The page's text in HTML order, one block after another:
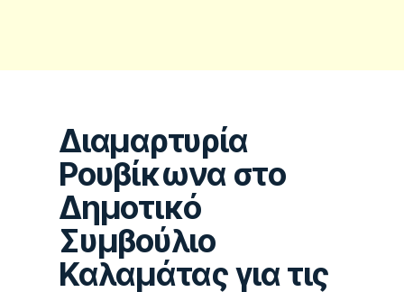
Διαμαρτυρία
Ρουβίκωνα στο
Δημοτικό
Συμβούλιο
Καλαμάτας για τις